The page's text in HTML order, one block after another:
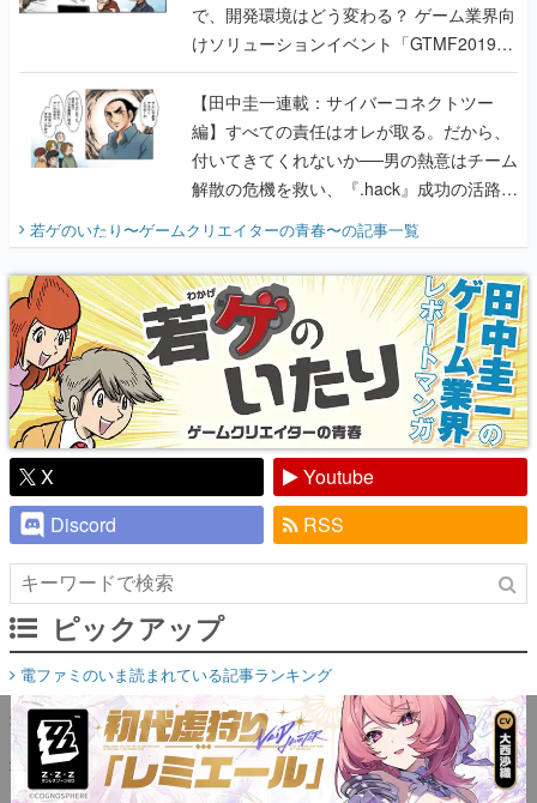
で、開発環境はどう変わる？ ゲーム業界向
けソリューションイベント「GTMF2019」
に行って、より理解を深めよう【PR】
【田中圭一連載：サイバーコネクトツー
編】すべての責任はオレが取る。だから、
付いてきてくれないか──男の熱意はチーム
解散の危機を救い、『.hack』成功の活路を
開く。業界の快男児・松山 洋に流れる血は
『少年ジャンプ』色だった【若ゲのいた
り】
若ゲのいたり〜ゲームクリエイターの青春〜の記事一覧
X
Youtube
Discord
RSS
ピックアップ
電ファミのいま読まれている記事ランキング
アプリセール情報
インタビュー